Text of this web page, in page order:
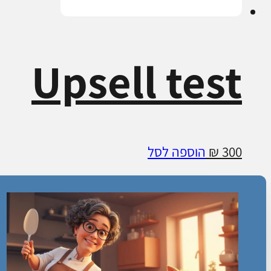
Upsell test
₪ 300 הוספה לסל